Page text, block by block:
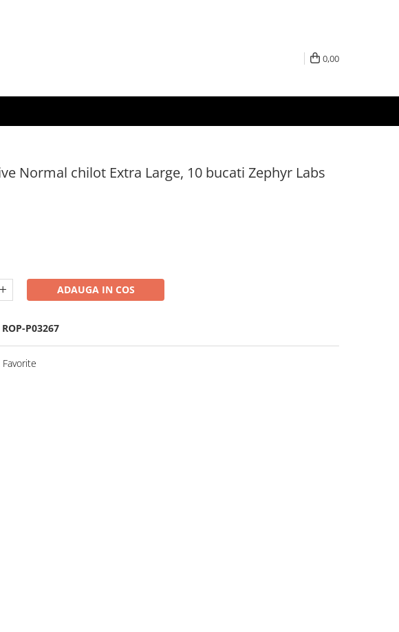
0,00
Normal chilot Extra Large, 10 bucati Zephyr Labs
ADAUGA IN COS
ROP-P03267
Favorite